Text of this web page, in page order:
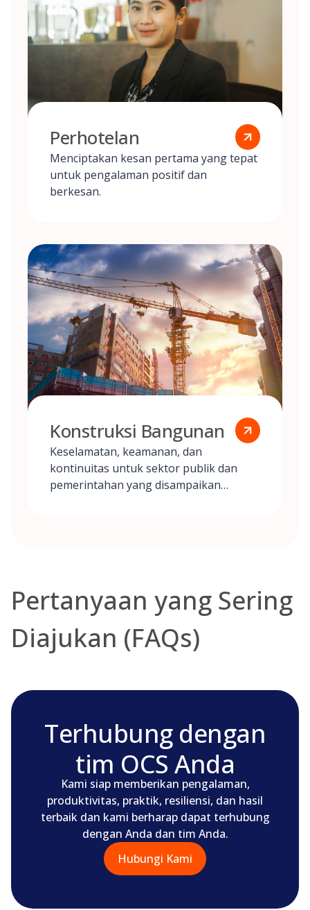
Perhotelan
Menciptakan kesan pertama yang tepat
untuk pengalaman positif dan
berkesan.
Konstruksi Bangunan
Keselamatan, keamanan, dan
kontinuitas untuk sektor publik dan
pemerintahan yang disampaikan
Pertanyaan yang Sering
Diajukan (FAQs)
Terhubung dengan
tim OCS Anda
Kami siap memberikan pengalaman,
produktivitas, praktik, resiliensi, dan hasil
terbaik dan kami berharap dapat terhubung
dengan Anda dan tim Anda.
Hubungi Kami